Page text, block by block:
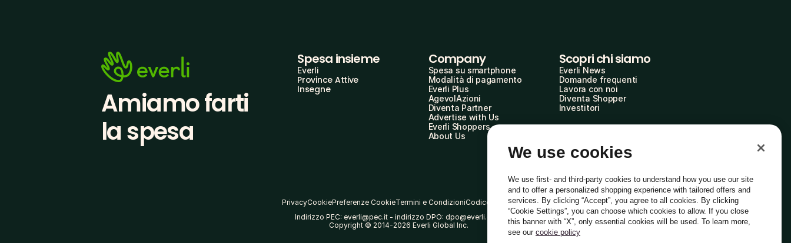
Amiamo farti
la spesa
Spesa insieme
Everli
Province Attive
Insegne
Company
Spesa su smartphone
Modalità di pagamento
Everli Plus
AgevolAzioni
Diventa Partner
Advertise with Us
Everli Shoppers
About Us
Scopri chi siamo
Everli News
Domande frequenti
Lavora con noi
Diventa Shopper
Investitori
PrivacyCookiePreferenze CookieTermini e CondizioniCodice Etico
Indirizzo PEC: everli@pec.it - indirizzo DPO: dpo@everli.com
Copyright © 2014-2026 Everli Global Inc.
Italiano
We use cookies
We use first- and third-party cookies to understand how you use our site
and to offer a personalized shopping experience with tailored offers and
services. By clicking “Accept”, you agree to all cookies. By clicking
“Cookie Settings”, you can choose which cookies to allow. If you close
this banner with “X”, only essential cookies will be used. To learn more,
see our cookie policy